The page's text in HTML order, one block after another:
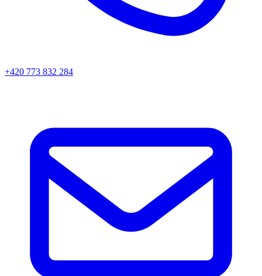
+420 773 832 284